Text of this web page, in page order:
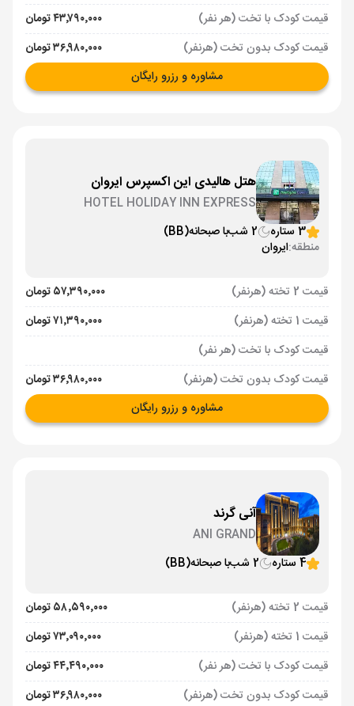
قیمت کودک با تخت (هر نفر)
۴۳٬۷۹۰٬۰۰۰ تومان
قیمت کودک بدون تخت (هرنفر)
۳۶٬۹۸۰٬۰۰۰ تومان
مشاوره و رزرو رایگان
هتل هالیدی این اکسپرس ایروان
HOTEL HOLIDAY INN EXPRESS
3 ستاره
2 شب با صبحانه(BB)
منطقه:ایروان
قیمت 2 تخته (هرنفر)
۵۷٬۳۹۰٬۰۰۰ تومان
قیمت 1 تخته (هرنفر)
۷۱٬۳۹۰٬۰۰۰ تومان
قیمت کودک با تخت (هر نفر)
قیمت کودک بدون تخت (هرنفر)
۳۶٬۹۸۰٬۰۰۰ تومان
مشاوره و رزرو رایگان
آنی گرند
ANI GRAND
4 ستاره
2 شب با صبحانه(BB)
قیمت 2 تخته (هرنفر)
۵۸٬۵۹۰٬۰۰۰ تومان
قیمت 1 تخته (هرنفر)
۷۳٬۰۹۰٬۰۰۰ تومان
قیمت کودک با تخت (هر نفر)
۴۴٬۴۹۰٬۰۰۰ تومان
قیمت کودک بدون تخت (هرنفر)
۳۶٬۹۸۰٬۰۰۰ تومان